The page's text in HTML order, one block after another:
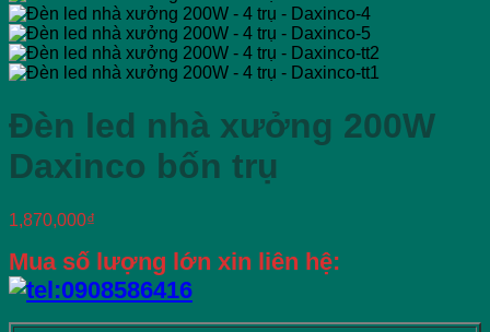
Đèn led nhà xưởng 200W
Daxinco bốn trụ
1,870,000₫
Mua số lượng lớn xin liên hệ: